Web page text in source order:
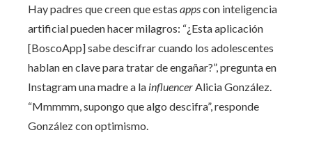
Hay padres que creen que estas appscon inteligencia
artificial pueden hacer milagros: “¿Esta aplicación
[BoscoApp] sabe descifrar cuando los adolescentes
hablan en clave para tratar de engañar?”, pregunta en
Instagram una madre a la influencerAlicia González.
“Mmmmm, supongo que algo descifra”, responde
González con optimismo.